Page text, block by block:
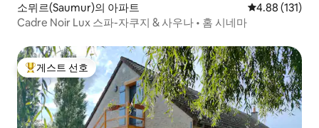
소뮈르(Saumur)의 아파트 평점 4.88점(5
4.88 (131)
Cadre Noir Lux 스파-자쿠지 & 사우나 • 홈 시네마
상위 게스트 선호
게스트 선호